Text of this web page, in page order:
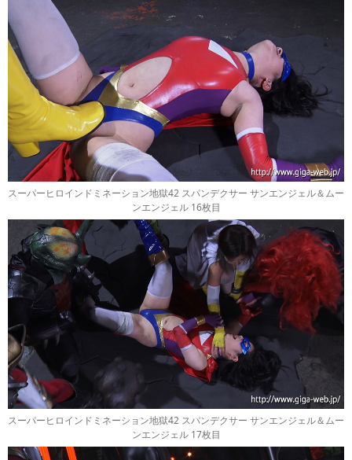
スーパーヒロインドミネーション地獄42 スパンデクサー サンエンジェル＆ムー
ンエンジェル 16枚目
スーパーヒロインドミネーション地獄42 スパンデクサー サンエンジェル＆ムー
ンエンジェル 17枚目